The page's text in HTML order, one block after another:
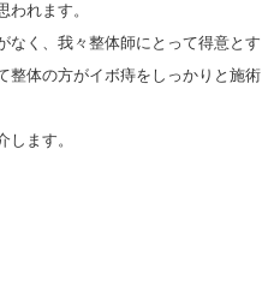
れます。
なく、我々整体師にとって得意とす
整体の方がイボ痔をしっかりと施術
します。